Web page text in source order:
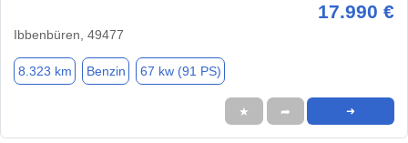
17.990 €
Ibbenbüren, 49477
8.323 km Benzin 67 kw (91 PS)
★ ➦ ➜